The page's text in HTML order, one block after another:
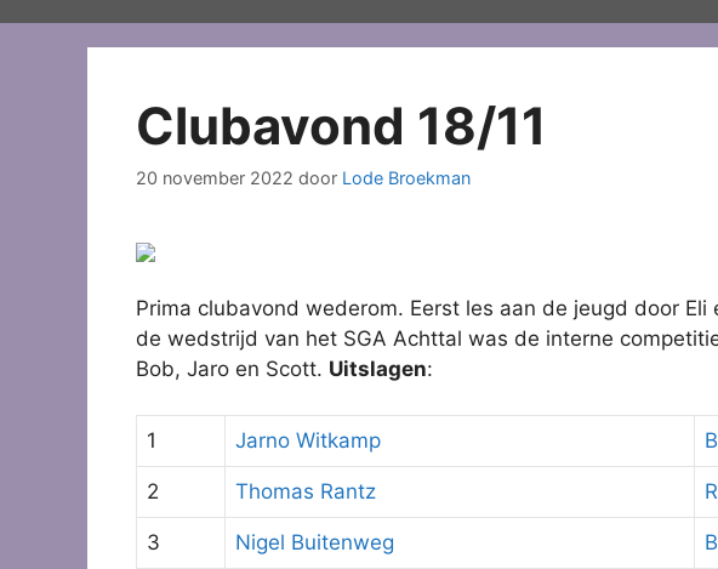
Clubavond 18/11
20 november 2022 door Lode Broekman
Prima clubavond wederom. Eerst les aan de jeugd door
de wedstrijd van het SGA Achttal was de interne
Bob, Jaro en Scott. Uitslagen:
1 Jarno Witkamp
2 Thomas Rantz
3 Nigel Buitenweg